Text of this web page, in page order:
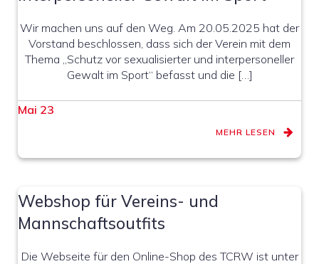
Wir machen uns auf den Weg. Am 20.05.2025 hat der
Vorstand beschlossen, dass sich der Verein mit dem
Thema „Schutz vor sexualisierter und interpersoneller
Gewalt im Sport“ befasst und die […]
Mai 23
MEHR LESEN
Webshop für Vereins- und
Mannschaftsoutfits
Die Webseite für den Online-Shop des TCRW ist unter